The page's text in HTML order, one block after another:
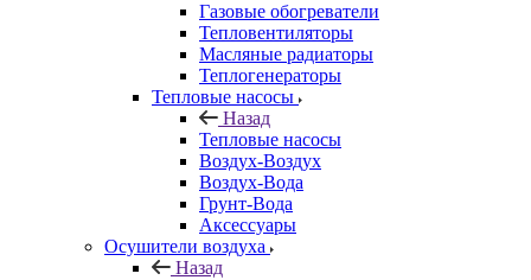
Газовые обогреватели
Тепловентиляторы
Масляные радиаторы
Теплогенераторы
Тепловые насосы
Назад
Тепловые насосы
Воздух-Воздух
Воздух-Вода
Грунт-Вода
Аксессуары
Осушители воздуха
Назад